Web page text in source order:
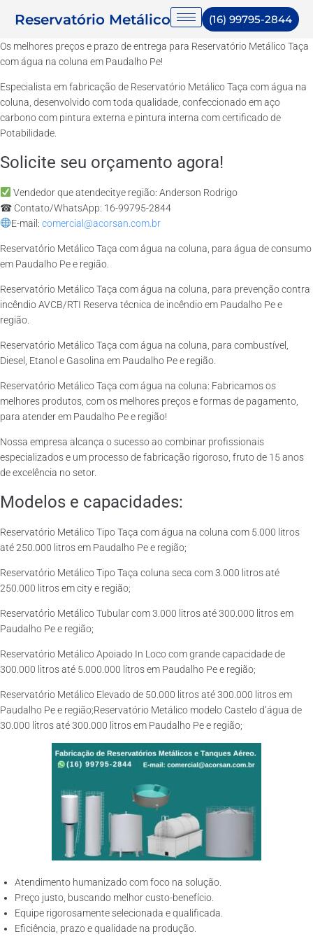
Reservatório Metálico (16) 99795-2844
Os melhores preços e prazo de entrega para Reservatório Metálico Taça
com água na coluna em Paudalho Pe!
Especialista em fabricação de Reservatório Metálico Taça com água na
coluna, desenvolvido com toda qualidade, confeccionado em aço
carbono com pintura externa e pintura interna com certificado de
Potabilidade.
Solicite seu orçamento agora!
Vendedor que atendecitye região: Anderson Rodrigo
☎ Contato/WhatsApp: 16-99795-2844
E-mail: comercial@acorsan.com.br
Reservatório Metálico Taça com água na coluna, para água de consumo
em Paudalho Pe e região.
Reservatório Metálico Taça com água na coluna, para prevenção contra
incêndio AVCB/RTI Reserva técnica de incêndio em Paudalho Pe e
região.
Reservatório Metálico Taça com água na coluna, para combustível,
Diesel, Etanol e Gasolina em Paudalho Pe e região.
Reservatório Metálico Taça com água na coluna: Fabricamos os
melhores produtos, com os melhores preços e formas de pagamento,
para atender em Paudalho Pe e região!
Nossa empresa alcança o sucesso ao combinar profissionais
especializados e um processo de fabricação rigoroso, fruto de 15 anos
de excelência no setor.
Modelos e capacidades:
Reservatório Metálico Tipo Taça com água na coluna com 5.000 litros
até 250.000 litros em Paudalho Pe e região;
Reservatório Metálico Tipo Taça coluna seca com 3.000 litros até
250.000 litros em city e região;
Reservatório Metálico Tubular com 3.000 litros até 300.000 litros em
Paudalho Pe e região;
Reservatório Metálico Apoiado In Loco com grande capacidade de
300.000 litros até 5.000.000 litros em Paudalho Pe e região;
Reservatório Metálico Elevado de 50.000 litros até 300.000 litros em
Paudalho Pe e região;Reservatório Metálico modelo Castelo d’água de
30.000 litros até 300.000 litros em Paudalho Pe e região;
Atendimento humanizado com foco na solução.
Preço justo, buscando melhor custo-benefício.
Equipe rigorosamente selecionada e qualificada.
Eficiência, prazo e qualidade na produção.